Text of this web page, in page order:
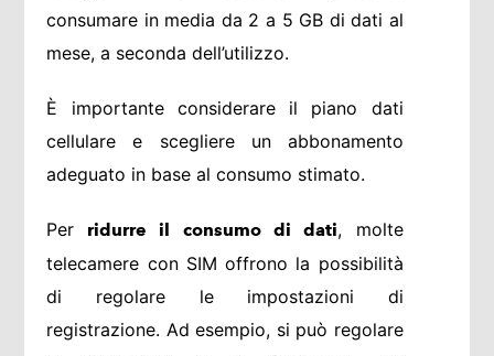
consumare in media da 2 a 5 GB di dati al
mese, a seconda dell’utilizzo.
È importante considerare il piano dati
cellulare e scegliere un abbonamento
adeguato in base al consumo stimato.
Per ridurre il consumo di dati, molte
telecamere con SIM offrono la possibilità
di regolare le impostazioni di
registrazione. Ad esempio, si può regolare